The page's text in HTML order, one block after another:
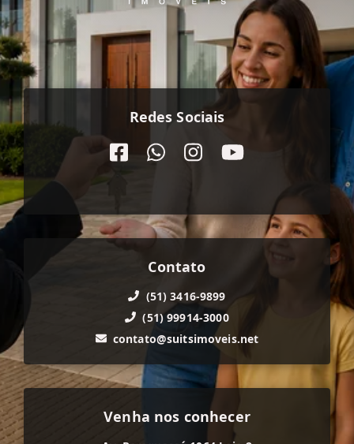
Redes Sociais
Contato
(51) 3416-9899
(51) 99914-3000
contato@suitsimoveis.net
Venha nos conhecer